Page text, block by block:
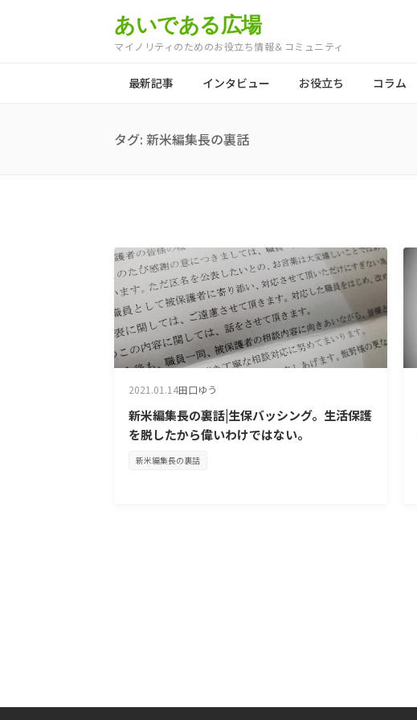
あいである広場
マイノリティのためのお役立ち情報＆コミュニティ
最新記事 インタビュー お役立ち コラム
タグ: 新米編集長の裏話
2021.01.14田口ゆう
新米編集長の裏話|生保バッシング。生活保護
を脱したから偉いわけではない。
新米編集長の裏話
ー